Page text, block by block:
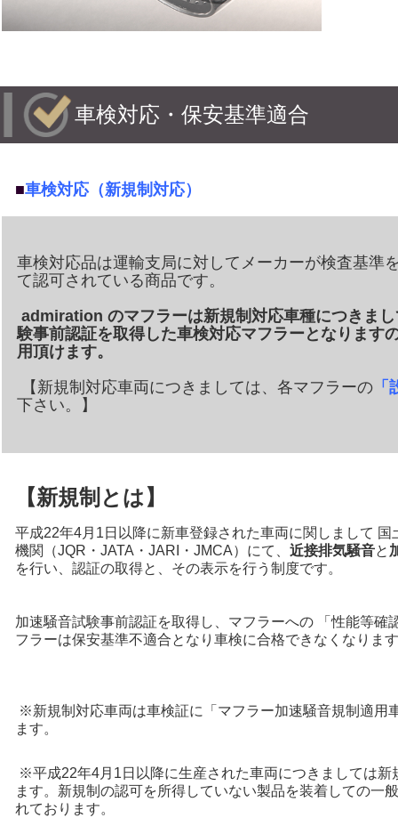
車検対応・保安基準適合
■車検対応（新規制対応）
車検対応品は運輸支局に対してメーカーが検査基準
て認可されている商品です。
admiration のマフラーは新規制対応車種につきま
験事前認証を取得した車検対応マフラーとなります
用頂けます。
【新規制対応車両につきましては、各マフラーの
下さい。】
【新規制とは】
平成22年4月1日以降に新車登録された車両に関しまして 国
機関（JQR・JATA・JARI・JMCA）にて、 近接排気騒音と
を行い、認証の取得と、その表示を行う制度です。
加速騒音試験事前認証を取得し、マフラーへの 「性能等確
フラーは保安基準不適合となり車検に合格できなくなりま
※新規制対応車両は車検証に「マフラー加速騒音規制適用
ます。
※平成22年4月1日以降に生産された車両につきましては新
ます。新規制の認可を所得していない製品を装着しての一
れております。